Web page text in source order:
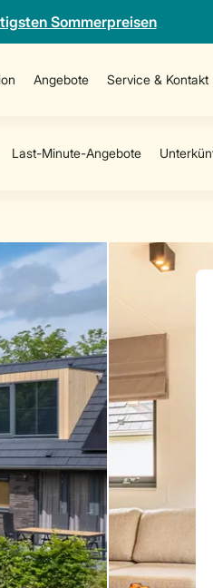
Sommerpreisen
Angebote Service & Kontakt